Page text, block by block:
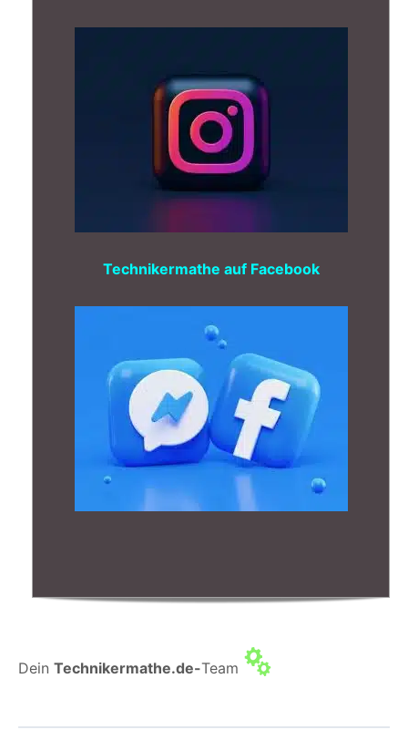
Technikermathe auf Facebook
Dein Technikermathe.de-Team